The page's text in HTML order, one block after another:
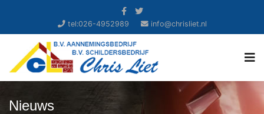
tel:026-4952989 info@chrisliet.nl
Nieuws